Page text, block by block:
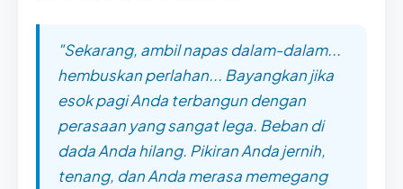
"Sekarang, ambil napas dalam-dalam...
hembuskan perlahan... Bayangkan jika
esok pagi Anda terbangun dengan
perasaan yang sangat lega. Beban di
dada Anda hilang. Pikiran Anda jernih,
tenang, dan Anda merasa memegang